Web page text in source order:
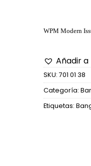
WPM Modern
Añadir a
SKU: 701 01 38
Categoría:
Etiquetas: